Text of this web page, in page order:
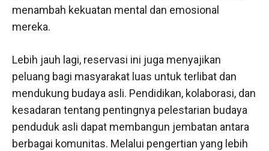
menambah kekuatan mental dan emosional
mereka.
Lebih jauh lagi, reservasi ini juga menyajikan
peluang bagi masyarakat luas untuk terlibat dan
mendukung budaya asli. Pendidikan, kolaborasi, dan
kesadaran tentang pentingnya pelestarian budaya
penduduk asli dapat membangun jembatan antara
berbagai komunitas. Melalui pengertian yang lebih